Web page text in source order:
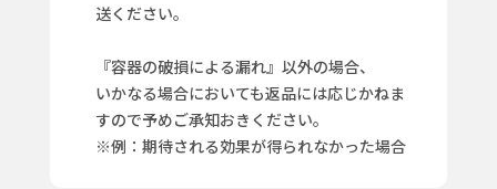
送ください。
『容器の破損による漏れ』以外の場合、
いかなる場合においても返品には応じかねま
すので予めご承知おきください。
※例：期待される効果が得られなかった場合